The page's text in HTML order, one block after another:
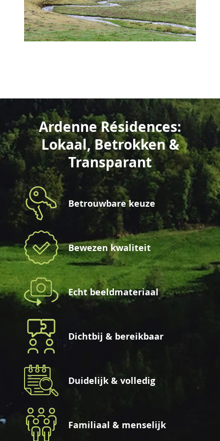
Ardenne Résidences:
Lokaal, Betrokken &
Transparant
Betrouwbare keuze
Bewezen kwaliteit
Echt beeldmateriaal
Dichtbij & bereikbaar
Duidelijk & volledig
Familiaal & menselijk